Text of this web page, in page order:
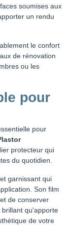
soumises aux
un rendu
le confort
de rénovation
ou les
pour
pour
protecteur qui
du quotidien.
garnissant qui
Son film
de conserver
brillant qu'apporte
de votre